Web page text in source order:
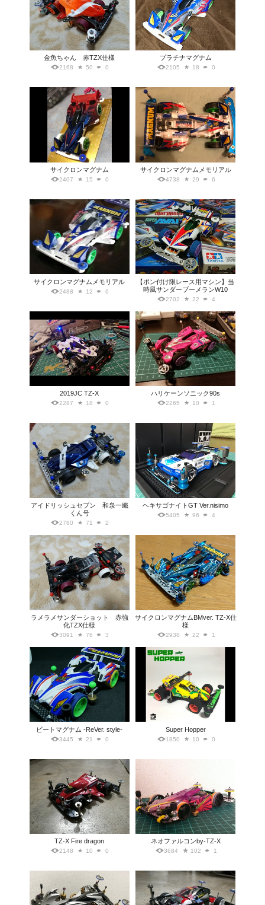
金魚ちゃん 赤TZX仕様
2168 50 0
プラチナマグナム
2105 18 0
サイクロンマグナム
2407 15 0
サイクロンマグナムメモリアル
4738 29 6
サイクロンマグナムメモリアル
2488 12 6
【ポン付け限レース用マシン】当
時風サンダーブーメランW10
2702 22 4
2019JC TZ-X
2287 18 0
ハリケーンソニック90s
2265 10 1
アイドリッシュセブン 和泉一織
くん号
2780 71 2
ヘキサゴナイトGT Ver.nisimo
5405 96 4
ラメラメサンダーショット 赤強
化TZX仕様
3091 76 3
サイクロンマグナムBMver. TZ-X仕
様
2938 22 1
ビートマグナム -ReVer. style-
3445 21 0
Super Hopper
1850 10 0
TZ-X Fire dragon
2148 10 0
ネオファルコンby-TZ-X
3684 102 1